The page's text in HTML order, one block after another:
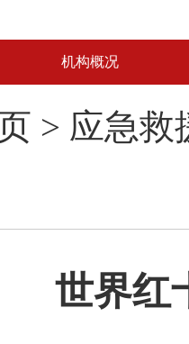
机构概况
> 应急救
世界红